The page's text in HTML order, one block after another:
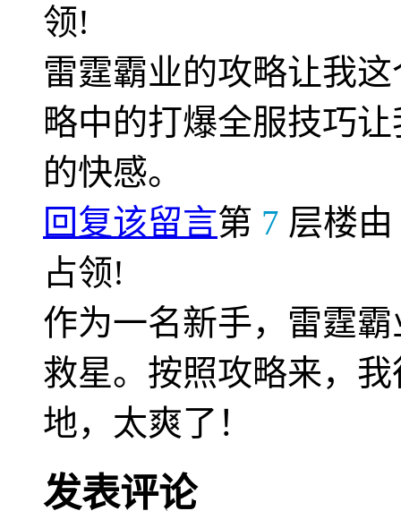
领!
雷霆霸业的攻略让我
略中的打爆全服技巧
的快感。
回复该留言第 7 层楼由
占领!
作为一名新手，雷霆
救星。按照攻略来，
地，太爽了！
发表评论